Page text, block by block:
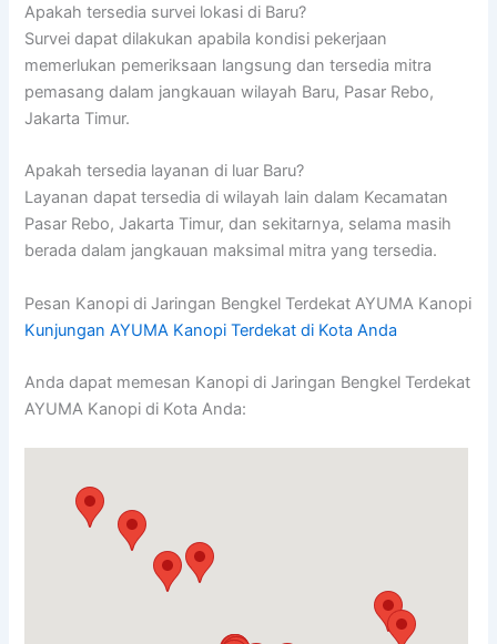
Apakah tersedia survei lokasi di Baru?
Survei dapat dilakukan apabila kondisi pekerjaan
memerlukan pemeriksaan langsung dan tersedia mitra
pemasang dalam jangkauan wilayah Baru, Pasar Rebo,
Jakarta Timur.
Apakah tersedia layanan di luar Baru?
Layanan dapat tersedia di wilayah lain dalam Kecamatan
Pasar Rebo, Jakarta Timur, dan sekitarnya, selama masih
berada dalam jangkauan maksimal mitra yang tersedia.
Pesan Kanopi di Jaringan Bengkel Terdekat AYUMA Kanopi
Kunjungan AYUMA Kanopi Terdekat di Kota Anda
Anda dapat memesan Kanopi di Jaringan Bengkel Terdekat
AYUMA Kanopi di Kota Anda: